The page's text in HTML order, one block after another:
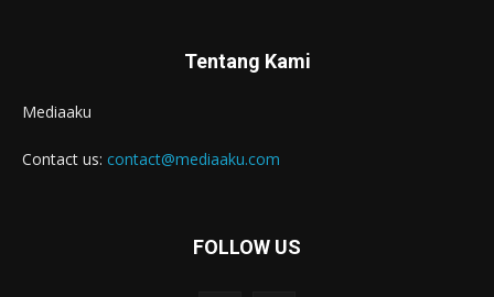
Tentang Kami
Mediaaku
Contact us: contact@mediaaku.com
FOLLOW US